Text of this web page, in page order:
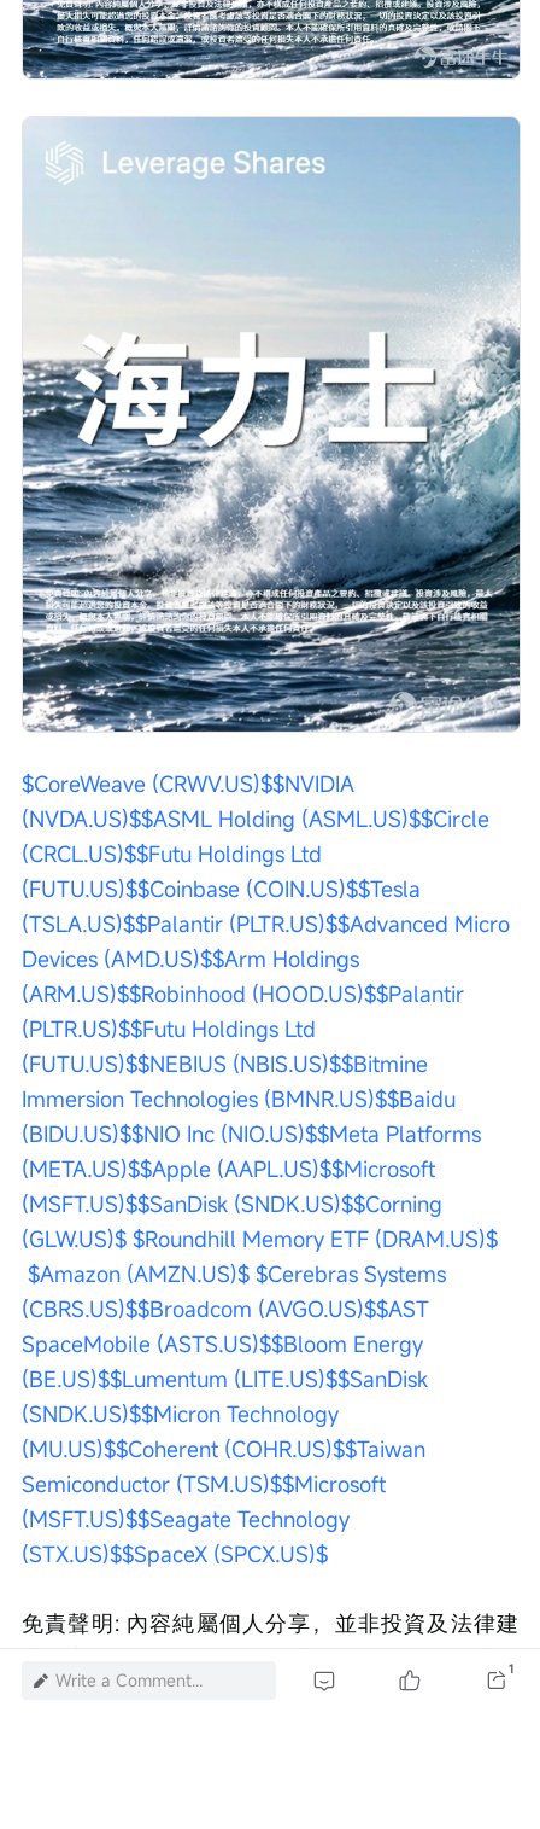
$CoreWeave (CRWV.US)$$NVIDIA
(NVDA.US)$$ASML Holding (ASML.US)$$Circle
(CRCL.US)$$Futu Holdings Ltd
(FUTU.US)$$Coinbase (COIN.US)$$Tesla
(TSLA.US)$$Palantir (PLTR.US)$$Advanced Micro
Devices (AMD.US)$$Arm Holdings
(ARM.US)$$Robinhood (HOOD.US)$$Palantir
(PLTR.US)$$Futu Holdings Ltd
(FUTU.US)$$NEBIUS (NBIS.US)$$Bitmine
Immersion Technologies (BMNR.US)$$Baidu
(BIDU.US)$$NIO Inc (NIO.US)$$Meta Platforms
(META.US)$$Apple (AAPL.US)$$Microsoft
(MSFT.US)$$SanDisk (SNDK.US)$$Corning
(GLW.US)$ $Roundhill Memory ETF (DRAM.US)$
$Amazon (AMZN.US)$ $Cerebras Systems
(CBRS.US)$$Broadcom (AVGO.US)$$AST
SpaceMobile (ASTS.US)$$Bloom Energy
(BE.US)$$Lumentum (LITE.US)$$SanDisk
(SNDK.US)$$Micron Technology
(MU.US)$$Coherent (COHR.US)$$Taiwan
Semiconductor (TSM.US)$$Microsoft
(MSFT.US)$$Seagate Technology
(STX.US)$$SpaceX (SPCX.US)$
免責聲明: 內容純屬個人分享，並非投資及法律建
議，亦不構成任何投資產品之要約、招攬或建議。
投資涉及風險，最大損失可能超過您的投資本金。
Write a Comment... 1